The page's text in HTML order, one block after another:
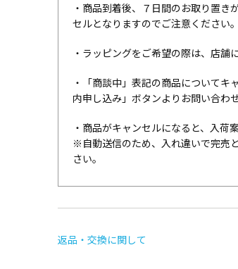
・商品到着後、７日間のお取り置き
セルとなりますのでご注意ください。
・ラッピングをご希望の際は、店舗
・「商談中」表記の商品について
内申し込み」ボタンよりお問い合わ
・商品がキャンセルになると、入荷
※自動送信のため、入れ違いで完売
さい。
返品・交換に関して